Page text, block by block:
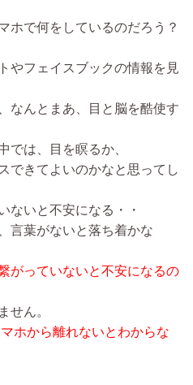
ホで何をしているのだろう？
やフェイスブックの情報を見
なんとまあ、目と脳を酷使す
では、目を瞑るか、
できてよいのかなと思ってし
ないと不安になる・・
言葉がないと落ち着かな
がっていないと不安になるの
せん。
マホから離れないとわからな